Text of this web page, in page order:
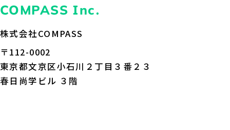
COMPASS Inc.
株式会社COMPASS
〒112-0002
東京都文京区小石川２丁目３番２３
春日尚学ビル ３階